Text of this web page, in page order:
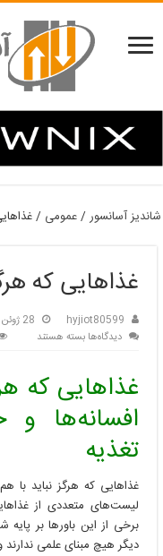
شاندیز آسانسور/عمومی /
غذاهایی که
hyjiot80599 28 ژوئن, 2024
دیدگاه‌هابرای
هرگز
نباید
با
بسته هستند
غذاهایی که
افسانه‌ها
تغذیه
غذاهایی که هرگز نباید با
لیست‌های متعددی از
برخی از این باورها بر
دیگر هیچ مبنای علمی